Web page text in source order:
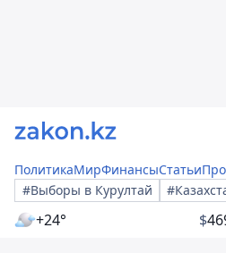
ПолитикаМирФинансыСтатьи
#Выборы в Курултай
+24° $